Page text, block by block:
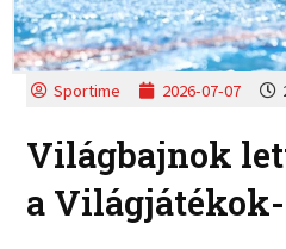
Sportime 2026-07-07
Világbajnok
a